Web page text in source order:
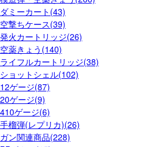
ダミーカート(43)
空撃ちケース(39)
発火カートリッジ(26)
空薬きょう(140)
ライフルカートリッジ(38)
ショットシェル(102)
12ゲージ(87)
20ゲージ(9)
410ゲージ(6)
手榴弾(レプリカ)(26)
ガン関連商品(228)